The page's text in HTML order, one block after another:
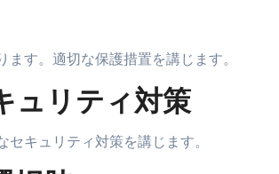
す。適切な保護措置を講じます。
ュリティ対策
キュリティ対策を講じます。